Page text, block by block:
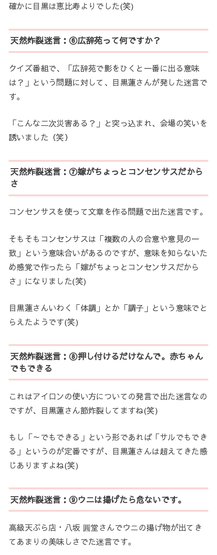
確かに目黒は恵比寿よりでした(笑)
天然炸裂迷言：⑥広辞苑って何ですか？
クイズ番組で、「広辞苑で影をひくと一番に出る意味
は？」という問題に対して、目黒蓮さんが発した迷言で
す。
「こんな二次災害ある？」と突っ込まれ、会場の笑いを
誘いました（笑）
天然炸裂迷言：⑦嫁がちょっとコンセンサスだから
さ
コンセンサスを使って文章を作る問題で出た迷言です。
そもそもコンセンサスは「複数の人の合意や意見の一
致」という意味合いがあるのですが、意味を知らないた
め感覚で作ったら「嫁がちょっとコンセンサスだから
さ」になりました(笑)
目黒蓮さんいわく「体調」とか「調子」という意味でと
らえたようです(笑)
天然炸裂迷言：⑧押し付けるだけなんで。赤ちゃん
でもできる
これはアイロンの使い方についての発言で出た迷言なの
ですが、目黒蓮さん節炸裂してますね(笑)
もし「～でもできる」という形であれば「サルでもでき
る」というのが定番ですが、目黒蓮さんは超えてきた感
じありますよね(笑)
天然炸裂迷言：⑨ウニは揚げたら危ないです。
高級天ぷら店・八坂 圓堂さんでウニの揚げ物が出てき
てあまりの美味しさでた迷言です。